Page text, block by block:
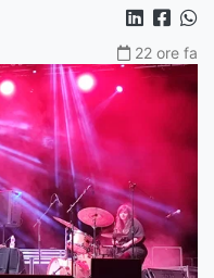
22 ore fa